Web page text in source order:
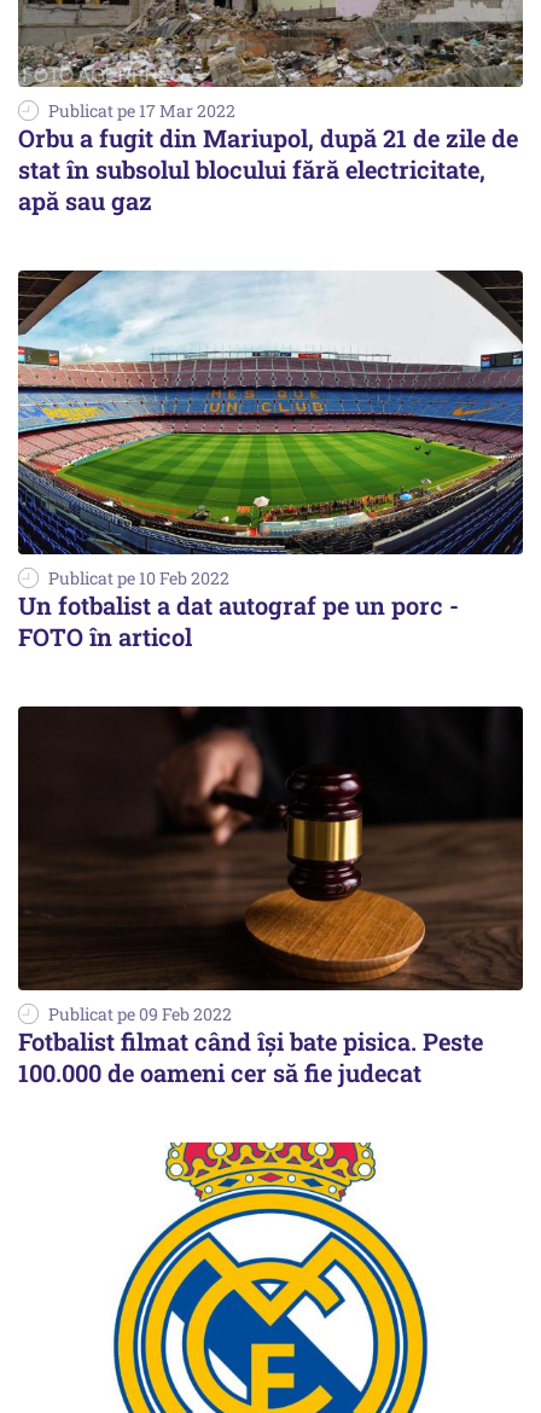
Publicat pe 17 Mar 2022
Orbu a fugit din Mariupol, după 21 de zile de
stat în subsolul blocului fără electricitate,
apă sau gaz
Publicat pe 10 Feb 2022
Un fotbalist a dat autograf pe un porc -
FOTO în articol
Publicat pe 09 Feb 2022
Fotbalist filmat când îşi bate pisica. Peste
100.000 de oameni cer să fie judecat